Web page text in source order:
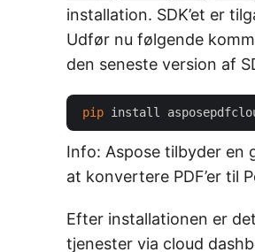
installation. SDK’et er
Udfør nu følgende
den seneste version af
pip
Info: Aspose tilbyder en
at konvertere PDF’er til
Efter installationen er
tjenester via cloud